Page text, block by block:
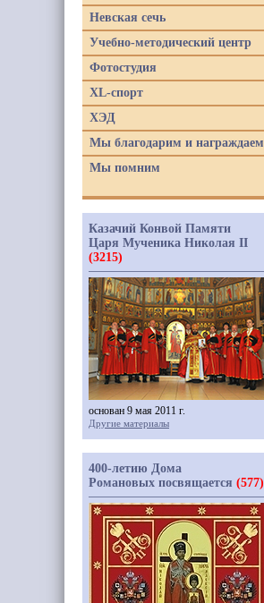
Невская сечь
Учебно-методический центр
Фотостудия
XL-спорт
ХЭД
Мы благодарим и награждаем
Мы помним
Казачий Конвой Памяти
Царя Мученика Николая II
(3215)
основан 9 мая 2011 г.
Другие материалы
400-летию Дома
Романовых посвящается (577)